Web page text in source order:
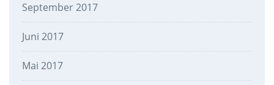
September 2017
Juni 2017
Mai 2017